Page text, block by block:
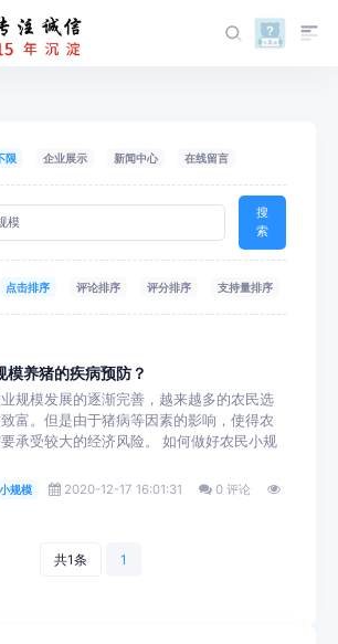
限 企业展示 新闻中心 在线留言
搜
索
点击排序 评论排序 评分排序 支持量排序
模养猪的疾病预防？
规模发展的逐渐完善，越来越多的农民选
富。但是由于猪病等因素的影响，使得农
承受较大的经济风险。 如何做好农民小规
小规模 2020-12-17 16:01:31
0 评论
共1条 1